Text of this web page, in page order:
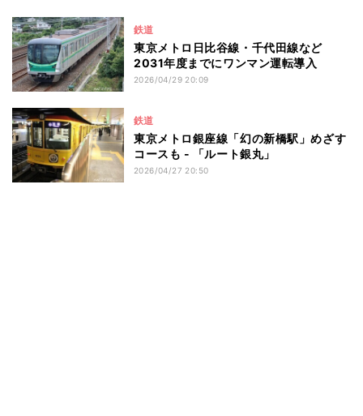
鉄道
東京メトロ日比谷線・千代田線など
2031年度までにワンマン運転導入
2026/04/29 20:09
鉄道
東京メトロ銀座線「幻の新橋駅」めざす
コースも - 「ルート銀丸」
2026/04/27 20:50